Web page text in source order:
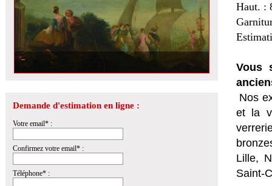
Demande d'estimation en ligne :
Votre email* :
Confirmez votre email* :
Téléphone* :
Haut. :
Vous
Nos
et la
Lille,
Saint-